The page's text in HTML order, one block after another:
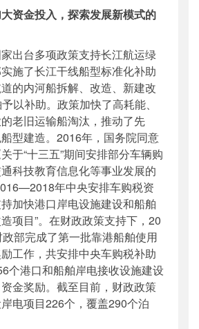
资金投入，探索发展新模式的
出台多项政策支持长江航运绿
施了长江干线船型标准化补助
的内河船拆解、改造、新建改
以补助。政策加快了高耗能、
老旧运输船淘汰，推动了先
型建造。2016年，国务院同意
于“十三五”期间安排部分车辆购
科技教育信息化等事业发展的
年中央安排车购税资
加快港口岸电设施建设和船舶
项目”。在财政政策支持下，20
部完成了第一批靠港船舶使用
工作，共安排中央车购税补助
个港口和船舶岸电接收设施建设
金奖励。截至目前，财政政策
电项目226个，覆盖290个泊